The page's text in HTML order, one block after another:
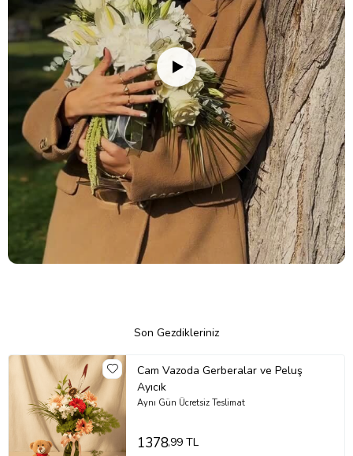
Son Gezdikleriniz
Cam Vazoda Gerberalar ve Peluş
Ayıcık
Aynı Gün Ücretsiz Teslimat
1378,99 TL